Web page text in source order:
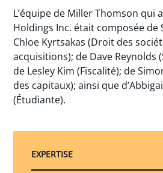
L’équipe de Miller Thomson qui
Holdings Inc. était composée de
Chloe Kyrtsakas (Droit des
acquisitions); de Dave Reynolds
de Lesley Kim (Fiscalité); de
des capitaux); ainsi que
(Étudiante).
EXPERTISE